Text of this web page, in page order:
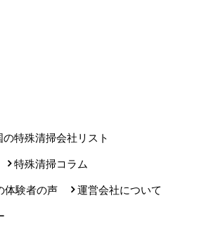
の特殊清掃会社リスト
特殊清掃コラム
体験者の声 運営会社について